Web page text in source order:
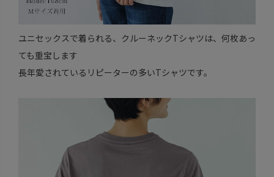
ユニセックスで着られる、クルーネックTシャツは、何枚あっ
ても重宝します
長年愛されているリピーターの多いTシャツです。